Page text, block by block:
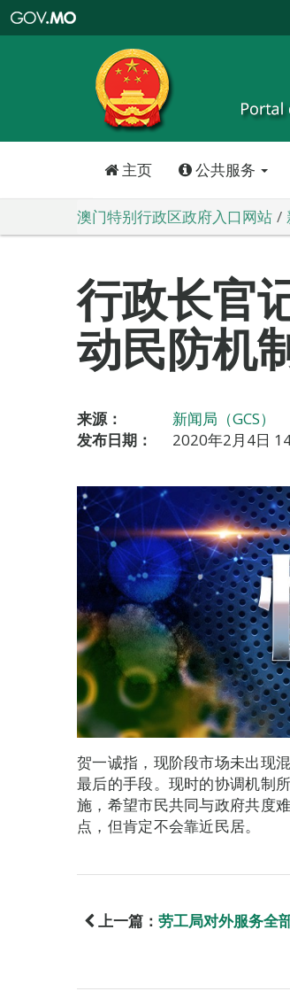
特
政
区
政
口
主页 公共服务
澳门特别行政区政府入口网站
行政长官
动民防机
来源：
新闻局（GCS）
发布日期：
2020年2月4日
贺一诚指，现阶段市场未出现
最后的手段。现时的协调机制
施，希望市民共同与政府共度
点，但肯定不会靠近民居。
上一篇： 劳工局对外服务全